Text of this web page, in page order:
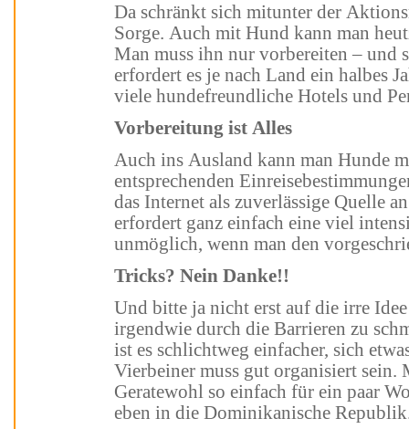
Da schränkt sich mitunter der Aktionsradius schon gewaltig ein. Aber keine
Sorge. Auch mit Hund kann man heutzutage
Man muss ihn nur vorbereiten – und sich dafür Zeit
erfordert es je nach Land ein halbes Jahr Vorbereitung. Es gibt inzwischen
viele hundefreundliche
Vorbereitung ist Alles
Auch ins Ausland kann man Hunde mitnehmen. Man muss nur zuvor die
entsprechenden
das Internet als zuverlässige Quelle an.
erfordert ganz einfach eine viel intensivere Vorbereitung.
Tricks? Nein Danke!!
Und bitte ja nicht erst auf die irre Idee kommen, den kleinen Schoßhund
irgendwie durch die Barrieren zu
ist es schlichtweg einfacher, sich etwas Zeit zu nehmen. Die
Vierbeiner muss gut organisiert sein. Man fährt ja auch nicht aufs
Geratewohl so einfach für ein paar Wochen an die Riviera oder fliegt mal
eben in die Dominikanische